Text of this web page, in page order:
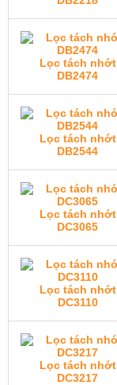
Lọc tách nhớt
DB2474
Lọc tách nhớt
DB2544
Lọc tách nhớt
DC3065
Lọc tách nhớt
DC3110
Lọc tách nhớt
DC3217